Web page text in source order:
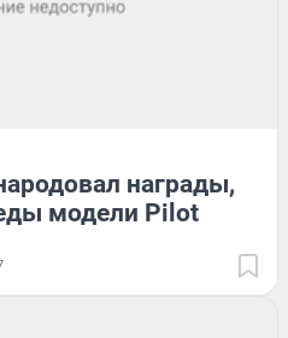
награды,
модели Pilot